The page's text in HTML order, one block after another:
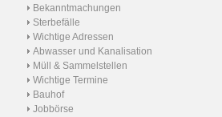
Bekanntmachungen
Sterbefälle
Wichtige Adressen
Abwasser und Kanalisation
Müll & Sammelstellen
Wichtige Termine
Bauhof
Jobbörse